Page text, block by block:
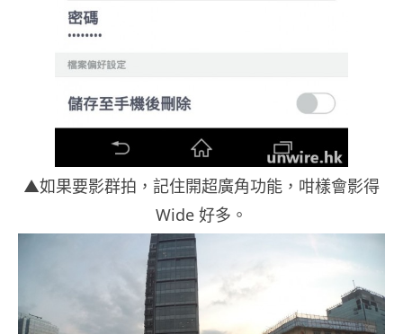
▲如果要影群拍，記住開超廣角功能，咁樣會影得
Wide 好多。